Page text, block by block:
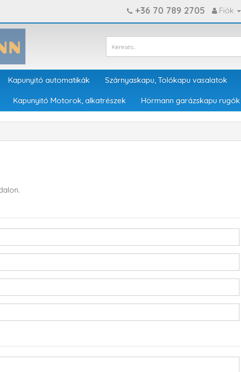
+36 70 789 2705 Fiók
Kapunyitó automatikák Szárnyaskapu, Tolókapu vasalatok
Kapunyitó Motorok, alkatrészek Hörmann garázskapu rugók